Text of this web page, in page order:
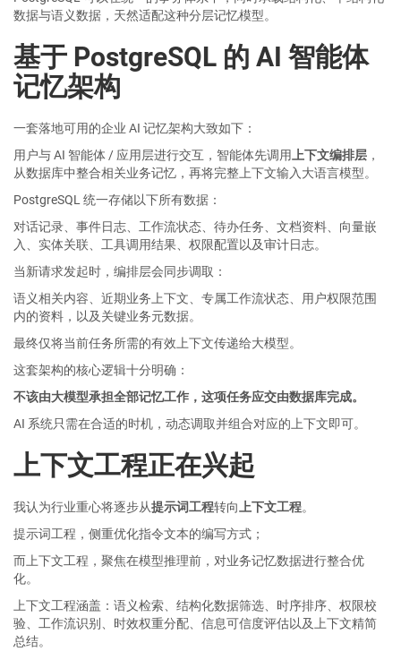
数据与语义数据，天然适配这种分层记忆模型。
基于 PostgreSQL 的 AI 智能体
记忆架构
一套落地可用的企业 AI 记忆架构大致如下：
用户与 AI 智能体 / 应用层进行交互，智能体先调用上下文编排层 ，
从数据库中整合相关业务记忆，再将完整上下文输入大语言模型。
PostgreSQL 统一存储以下所有数据：
对话记录、事件日志、工作流状态、待办任务、文档资料、向量嵌
入、实体关联、工具调用结果、权限配置以及审计日志。
当新请求发起时，编排层会同步调取：
语义相关内容、近期业务上下文、专属工作流状态、用户权限范围
内的资料，以及关键业务元数据。
最终仅将当前任务所需的有效上下文传递给大模型。
这套架构的核心逻辑十分明确：
不该由大模型承担全部记忆工作，这项任务应交由数据库完成。
AI 系统只需在合适的时机，动态调取并组合对应的上下文即可。
上下文工程正在兴起
我认为行业重心将逐步从提示词工程转向上下文工程。
提示词工程，侧重优化指令文本的编写方式；
而上下文工程，聚焦在模型推理前，对业务记忆数据进行整合优
化。
上下文工程涵盖：语义检索、结构化数据筛选、时序排序、权限校
验、工作流识别、时效权重分配、信息可信度评估以及上下文精简
总结。